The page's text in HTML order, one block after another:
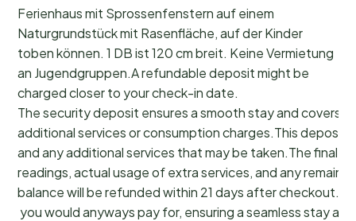
Ferienhaus mit Sprossenfenstern auf einem
Naturgrundstück mit Rasenfläche, auf der Kinder
toben können. 1 DB ist 120 cm breit. Keine Vermietung
an Jugendgruppen.A refundable deposit might be
charged closer to your check-in date.
The security deposit ensures a smooth stay and covers
additional services or consumption charges.This deposit
and any additional services that may be taken.The final
readings, actual usage of extra services, and any
balance will be refunded within 21 days after
you would anyways pay for, ensuring a seamless stay and